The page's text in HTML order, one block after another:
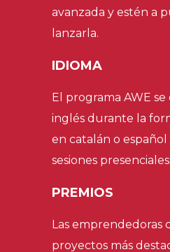
avanzada y estén a
lanzarla.
IDIOMA
El programa AWE
inglés durante la
en catalán o
sesiones presenciales.
PREMIOS
Las emprendedoras
proyectos más